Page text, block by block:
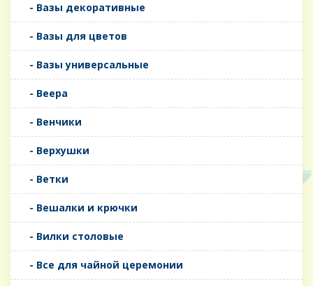
- Вазы декоративные
- Вазы для цветов
- Вазы универсальные
- Веера
- Венчики
- Верхушки
- Ветки
- Вешалки и крючки
- Вилки столовые
- Все для чайной церемонии